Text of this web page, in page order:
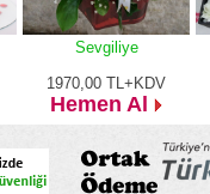
Sevgiliye
1970,00 TL+KDV
Hemen Al